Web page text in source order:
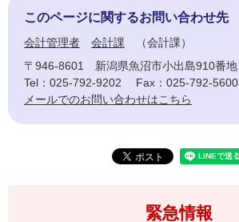
このページに関するお問い合わせ先
会計管理者 会計課
会計課
〒946-8601
新潟県魚沼市小出島910番地
Tel：025-792-9202
Fax：025-792-5600
メールでのお問い合わせはこちら
緊急情報